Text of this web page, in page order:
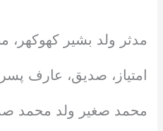
مدثر ولد بشیر کھوکھر،
امتیاز، صدیق، عارف
محمد صغیر ولد محمد